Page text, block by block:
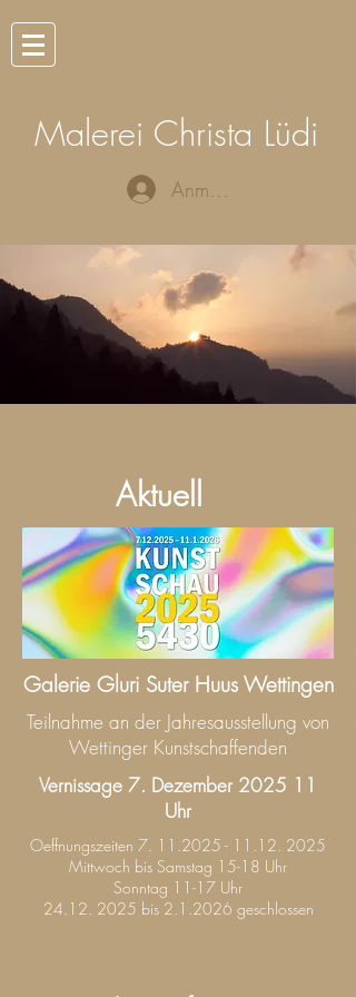
Malerei Christa Lüdi
Anmelden
Aktuell
Galerie Gluri Suter Huus Wettingen
Teilnahme an der Jahresausstellung von
Wettinger Kunstschaffenden
Vernissage 7. Dezember 2025 11
Uhr
Oeffnungszeiten 7. 11.2025 - 11.12. 2025
Mittwoch bis Samstag 15-18 Uhr
Sonntag 11-17 Uhr
24.12. 2025 bis 2.1.2026 geschlossen